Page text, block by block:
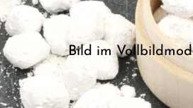
Bild im